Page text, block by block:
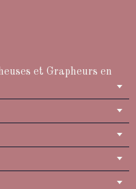
et Grapheurs en